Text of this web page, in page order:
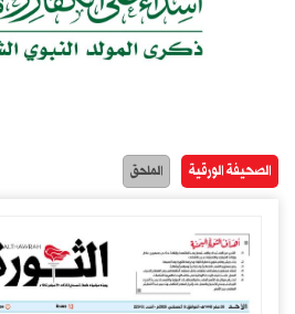
الصحيفة الورقية الملحق